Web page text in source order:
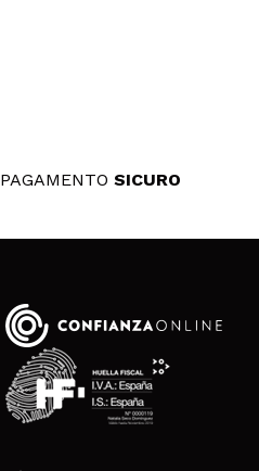
PAGAMENTO SICURO